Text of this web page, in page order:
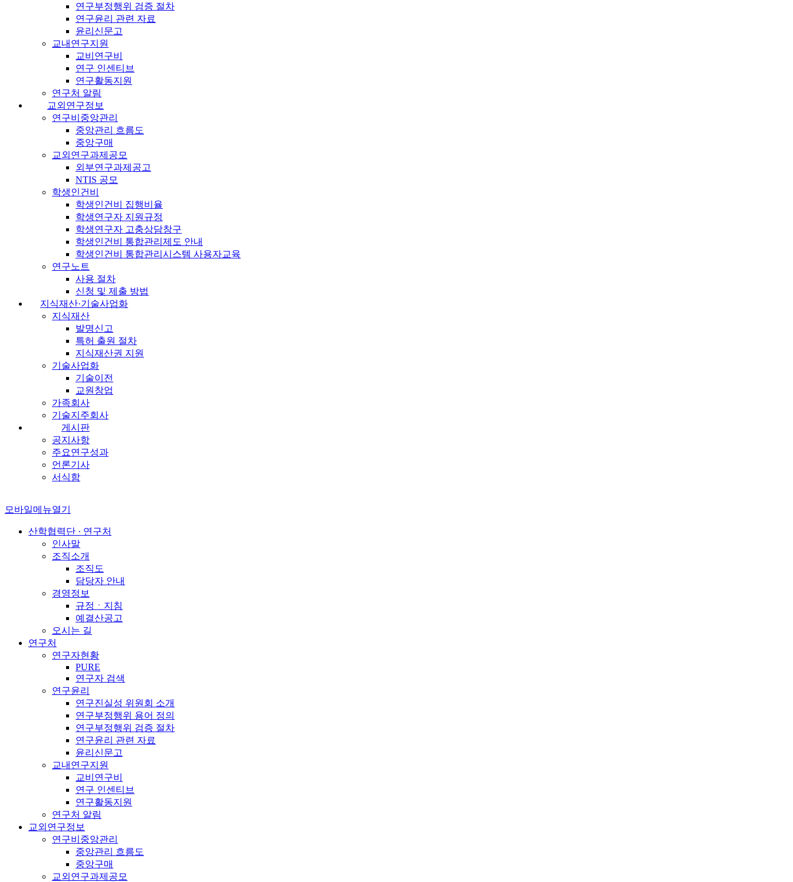
연구부정행위 검증 절차
연구윤리 관련 자료
윤리신문고
교내연구지원
교비연구비
연구 인센티브
연구활동지원
연구처 알림
교외연구정보
연구비중앙관리
중앙관리 흐름도
중앙구매
교외연구과제공모
외부연구과제공고
NTIS 공모
학생인건비
학생인건비 집행비율
학생연구자 지원규정
학생연구자 고충상담창구
학생인건비 통합관리제도 안내
학생인건비 통합관리시스템 사용자교육
연구노트
사용 절차
신청 및 제출 방법
지식재산·기술사업화
지식재산
발명신고
특허 출원 절차
지식재산권 지원
기술사업화
기술이전
교원창업
가족회사
기술지주회사
게시판
공지사항
주요연구성과
언론기사
서식함
모바일메뉴열기
산학협력단 · 연구처
인사말
조직소개
조직도
담당자 안내
경영정보
규정ㆍ지침
예결산공고
오시는 길
연구처
연구자현황
PURE
연구자 검색
연구윤리
연구진실성 위원회 소개
연구부정행위 용어 정의
연구부정행위 검증 절차
연구윤리 관련 자료
윤리신문고
교내연구지원
교비연구비
연구 인센티브
연구활동지원
연구처 알림
교외연구정보
연구비중앙관리
중앙관리 흐름도
중앙구매
교외연구과제공모